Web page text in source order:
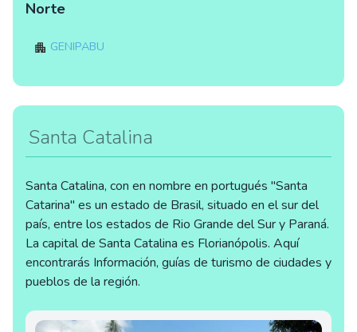
Norte
Genipabu
Santa Catalina
Santa Catalina, con en nombre en portugués "Santa
Catarina" es un estado de Brasil, situado en el sur del
país, entre los estados de Rio Grande del Sur y Paraná.
La capital de Santa Catalina es Florianópolis. Aquí
encontrarás Información, guías de turismo de ciudades y
pueblos de la región.